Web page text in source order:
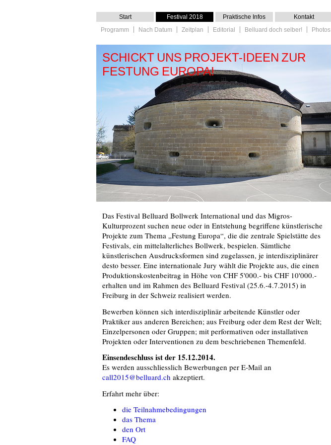
SCHICKT UNS PROJEKT-IDEEN ZUR
FESTUNG EUROPA!
Das Festival Belluard Bollwerk International und das Migros-
Kulturprozent suchen neue oder in Entstehung begriffene künstlerische
Projekte zum Thema „Festung Europa“, die die zentrale Spielstätte des
Festivals, ein mittelalterliches Bollwerk, bespielen. Sämtliche
künstlerischen Ausdrucksformen sind zugelassen, je interdisziplinärer
desto besser. Eine internationale Jury wählt die Projekte aus, die einen
Produktionskostenbeitrag in Höhe von CHF 5'000.- bis CHF 10'000.-
erhalten und im Rahmen des Belluard Festival (25.6.-4.7.2015) in
Freiburg in der Schweiz realisiert werden.
Bewerben können sich interdisziplinär arbeitende Künstler oder
Praktiker aus anderen Bereichen; aus Freiburg oder dem Rest der Welt;
Einzelpersonen oder Gruppen; mit performativen oder installativen
Projekten oder Interventionen zu dem beschriebenen Themenfeld.
Einsendeschluss ist der 15.12.2014.
Es werden ausschliesslich Bewerbungen per E-Mail an
call2015@belluard.ch akzeptiert.
Erfahrt mehr über:
die Teilnahmebedingungen
das Thema
den Ort
FAQ
Start
Festival 2018
Programm
Nach Datum Zeitplan Editorial Belluard doch selber! Photos
Praktische Infos Kontakt